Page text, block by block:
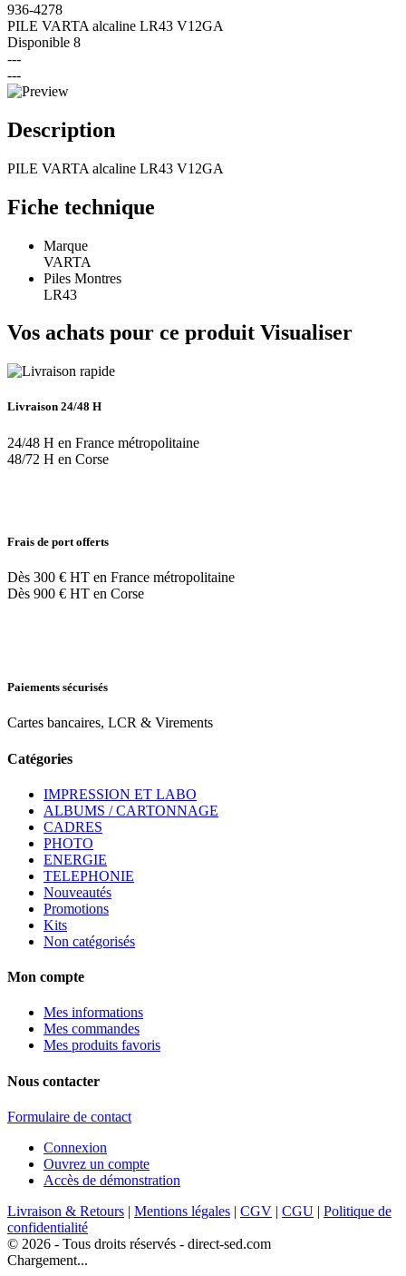
936-4278
PILE VARTA alcaline LR43 V12GA
Disponible 8
---
---
Description
PILE VARTA alcaline LR43 V12GA
Fiche technique
Marque
VARTA
Piles Montres
LR43
Vos achats pour ce produit Visualiser
Livraison 24/48 H
24/48 H en France métropolitaine
48/72 H en Corse
Frais de port offerts
Dès 300 € HT en France métropolitaine
Dès 900 € HT en Corse
Paiements sécurisés
Cartes bancaires, LCR & Virements
Catégories
IMPRESSION ET LABO
ALBUMS / CARTONNAGE
CADRES
PHOTO
ENERGIE
TELEPHONIE
Nouveautés
Promotions
Kits
Non catégorisés
Mon compte
Mes informations
Mes commandes
Mes produits favoris
Nous contacter
Formulaire de contact
Connexion
Ouvrez un compte
Accès de démonstration
Livraison & Retours | Mentions légales | CGV | CGU | Politique de
confidentialité
© 2026 - Tous droits réservés - direct-sed.com
Chargement...